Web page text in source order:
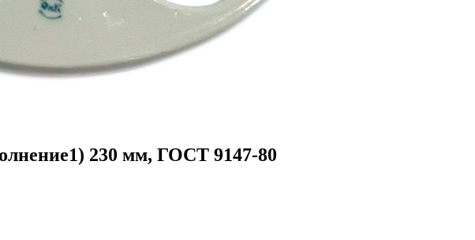
230 мм, ГОСТ 9147-80